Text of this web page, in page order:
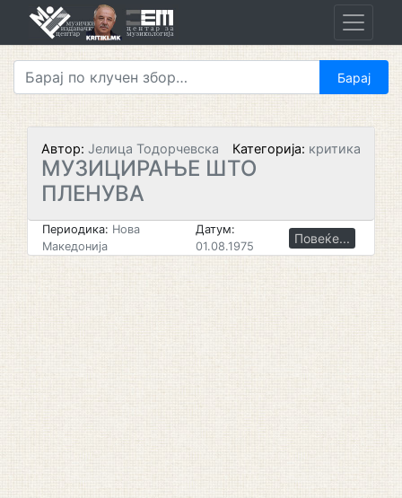
Автор: Јелица Тодорчевска Категорија: критика
МУЗИЦИРАЊЕ ШТО
ПЛЕНУВА
Периодика: Нова
Македонија
Датум:
01.08.1975
Повеќе...